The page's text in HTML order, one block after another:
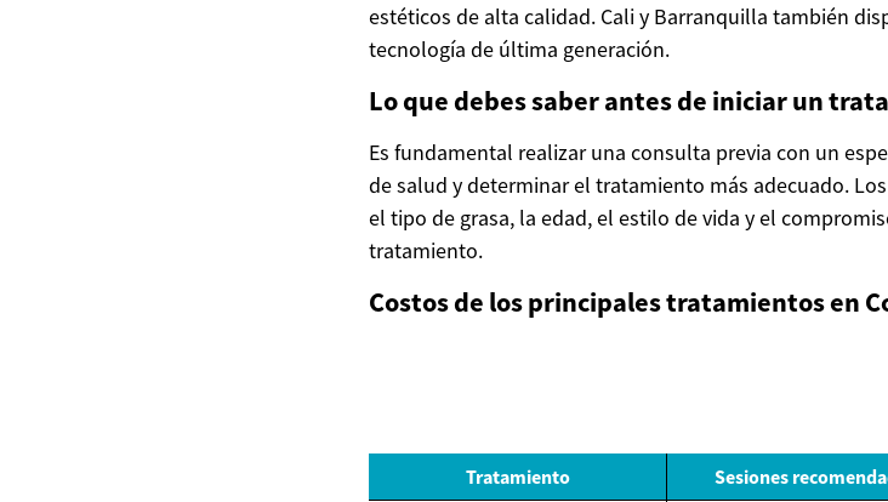
estéticos de alta calidad. Cali y Barranquilla también
tecnología de última generación.
Lo que debes saber antes de iniciar un
Es fundamental realizar una consulta previa con un
de salud y determinar el tratamiento más adecuado.
el tipo de grasa, la edad, el estilo de vida y el
tratamiento.
Costos de los principales tratamientos en
Tratamiento Sesiones